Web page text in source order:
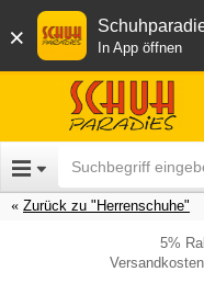
× In App öffnen
Zurück zu "Herrenschuhe"
5%